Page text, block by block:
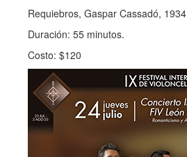
Requiebros, Gaspar Cassadó, 1934
Duración: 55 minutos.
Costo: $120